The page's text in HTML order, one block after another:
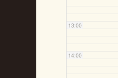
13:00
14:00